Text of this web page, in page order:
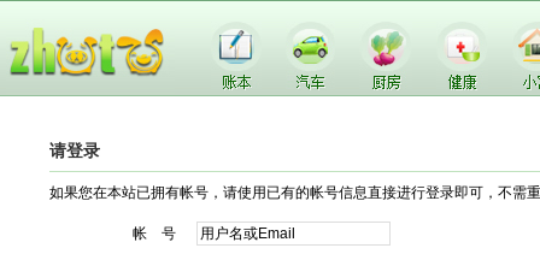
请登录
如果您在本站已拥有帐号，请使用已有的帐号信息直接进行登录即可，不需
帐 号